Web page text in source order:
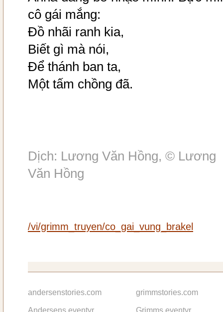
cô gái mắng:
Đồ nhãi ranh kia,
Biết gì mà nói,
Để thánh ban ta,
Một tấm chồng đã.
Dịch: Lương Văn Hồng, © Lương
Văn Hồng
/vi/grimm_truyen/co_gai_vung_brakel
andersenstories.com grimmstories.com